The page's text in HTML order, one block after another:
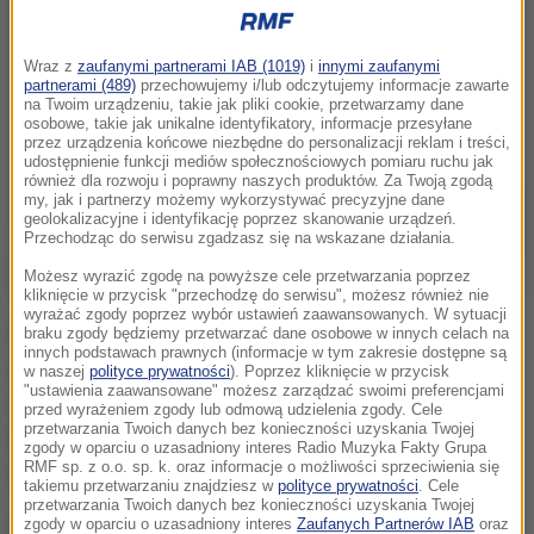
Według FSB zaplanowano masowe rozsyłanie SMS-
ów, a także informacji w portalach
społecznościowych o bankructwie i odebraniu
licencji czołowych rosyjskich banków. Celem ma być
wywołanie paniki wśród Rosjan.
Centralny Bank Rosji potwierdził agencji RIA
Wraz z zaufanymi partnerami IAB (1019) i innymi zaufanymi
partnerami (489) przechowujemy i/lub odczytujemy informacje zawarte
na Twoim urządzeniu, takie jak pliki cookie, przetwarzamy dane
osobowe, takie jak unikalne identyfikatory, informacje przesyłane
przez urządzenia końcowe niezbędne do personalizacji reklam i treści,
udostępnienie funkcji mediów społecznościowych pomiaru ruchu jak
również dla rozwoju i poprawny naszych produktów. Za Twoją zgodą
my, jak i partnerzy możemy wykorzystywać precyzyjne dane
geolokalizacyjne i identyfikację poprzez skanowanie urządzeń.
Przechodząc do serwisu zgadzasz się na wskazane działania.
Możesz wyrazić zgodę na powyższe cele przetwarzania poprzez
kliknięcie w przycisk "przechodzę do serwisu", możesz również nie
wyrażać zgody poprzez wybór ustawień zaawansowanych. W sytuacji
braku zgody będziemy przetwarzać dane osobowe w innych celach na
innych podstawach prawnych (informacje w tym zakresie dostępne są
w naszej polityce prywatności). Poprzez kliknięcie w przycisk
"ustawienia zaawansowane" możesz zarządzać swoimi preferencjami
przed wyrażeniem zgody lub odmową udzielenia zgody. Cele
przetwarzania Twoich danych bez konieczności uzyskania Twojej
zgody w oparciu o uzasadniony interes Radio Muzyka Fakty Grupa
RMF sp. z o.o. sp. k. oraz informacje o możliwości sprzeciwienia się
takiemu przetwarzaniu znajdziesz w polityce prywatności . Cele
przetwarzania Twoich danych bez konieczności uzyskania Twojej
zgody w oparciu o uzasadniony interes Zaufanych Partnerów IAB oraz